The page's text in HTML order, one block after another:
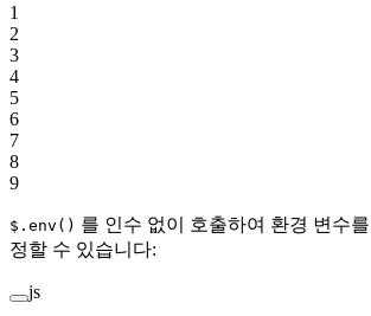
1
2
3
4
5
6
7
8
9
$.env() 를 인수 없이 호출하여 환경 변수
정할 수 있습니다:
js